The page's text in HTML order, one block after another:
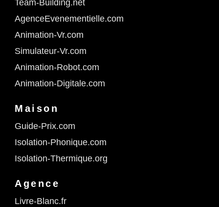
Team-Building.net
AgenceEvenementielle.com
Animation-Vr.com
Simulateur-Vr.com
Animation-Robot.com
Animation-Digitale.com
Maison
Guide-Prix.com
Isolation-Phonique.com
Isolation-Thermique.org
Agence
Livre-Blanc.fr